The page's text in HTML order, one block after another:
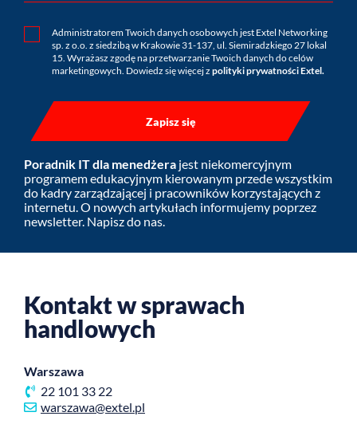
Administratorem Twoich danych osobowych jest Extel Networking
sp. z o.o. z siedzibą w Krakowie 31-137, ul. Siemiradzkiego 27 lokal
15. Wyrażasz zgodę na przetwarzanie Twoich danych do celów
marketingowych. Dowiedz się więcej z polityki prywatności Extel.
Poradnik IT dla menedżera jest niekomercyjnym
programem edukacyjnym kierowanym przede wszystkim
do kadry zarządzającej i pracowników korzystających z
internetu. O nowych artykułach informujemy poprzez
newsletter. Napisz do nas.
Kontakt w sprawach
handlowych
Warszawa
22 101 33 22
warszawa@extel.pl